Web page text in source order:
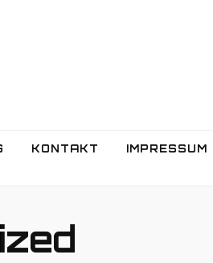
KONTAKT IMPRESSUM